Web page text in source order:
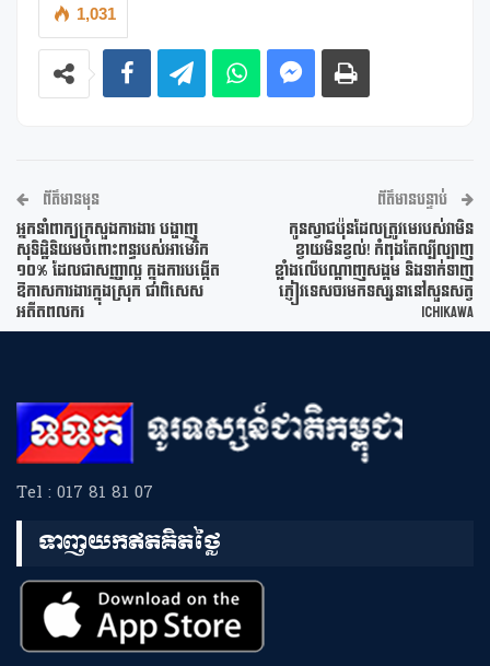
1,031
ព័ត៌មានមុន
អ្នកនាំពាក្យក្រសួងការងារ បង្ហាញ
សុទិដ្ឋិនិយមចំពោះពន្ធរបស់អាមេរិក
១០% ដែលជាសញ្ញាល្អ ក្នុងការបង្កើត
ឱកាសការងារក្នុងស្រុក ជាពិសេស
អតីតពលករ
ព័ត៌មានបន្ទាប់
កូនស្វាជប៉ុនដែលត្រូវមេរបស់វាមិន
ខ្វាយមិនខ្វល់! កំពុងតែល្បីល្បាញ
ខ្លាំងលើបណ្ដាញសង្គម និងទាក់ទាញ
ភ្ញៀវទេសចរមកទស្សនានៅសួនសត្វ
Ichikawa
Tel : 017 81 81 07
ទាញយកឥតគិតថ្លៃ